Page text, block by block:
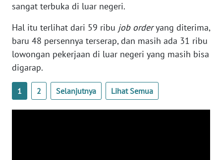
sangat terbuka di luar negeri.
Hal itu terlihat dari 59 ribu job orderyang diterima,
baru 48 persennya terserap, dan masih ada 31 ribu
lowongan pekerjaan di luar negeri yang masih bisa
digarap.
1 2 Selanjutnya Lihat Semua
SUMSEL
WN
WN
LAMPUNG